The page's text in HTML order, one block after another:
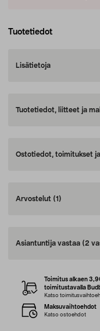
Tuotetiedot
Lisätietoja
Tuotetiedot, liitteet ja
Ostotiedot, toimitukset
Arvostelut (1)
Asiantuntija vastaa (2
Toimitus alkaen
toimitustavalla
Katso
Maksuvaihtoehdot
Katso ostoehdot